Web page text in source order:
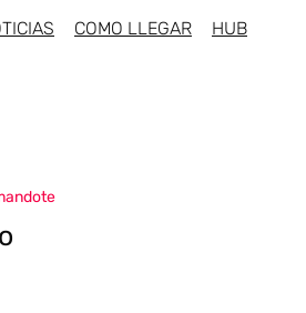
COMO LLEGAR HUB